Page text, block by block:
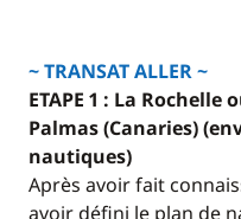
• Spi avec chaussette
~ TRANSAT ALLER ~
ETAPE 1 : La Rochelle
Palmas (Canaries)
nautiques)
Après avoir fait
avoir défini le plan de